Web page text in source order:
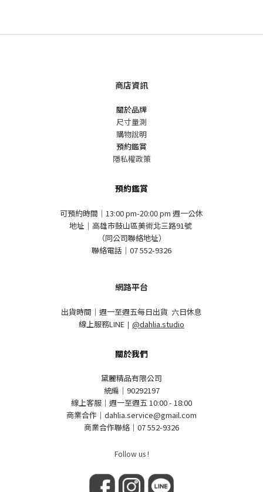
商店資訊
關於品牌
尺寸量測
購物說明
預約鑑賞
隱私權政策
預約鑑賞
可預約時間｜13:00 pm-20:00 pm 週一公休
地址｜高雄市鼓山區美術北三路91號
（同公司聯絡地址）
聯絡電話｜07 552-9326
網路平台
出貨時間｜週一至週五每日出貨 六日休息
線上服務LINE ｜ @dahlia.studio
關於我們
黛麗精品有限公司
統編｜90292197
線上客服｜週一至週五 10:00 - 18:00
商業合作｜dahlia.service@gmail.com
商業合作聯絡｜07 552-9326
Follow us !